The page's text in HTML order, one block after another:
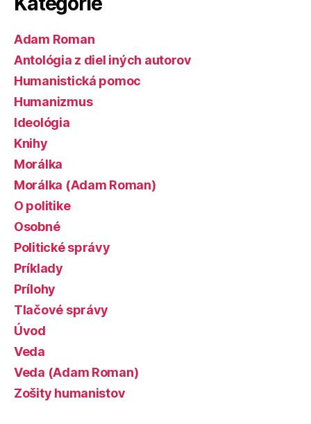
Adam Roman
Antológia z diel iných autorov
Humanistická pomoc
Humanizmus
Ideológia
Knihy
Morálka
Morálka (Adam Roman)
O politike
Osobné
Politické správy
Príklady
Prílohy
Tlačové správy
Úvod
Veda
Veda (Adam Roman)
Zošity humanistov